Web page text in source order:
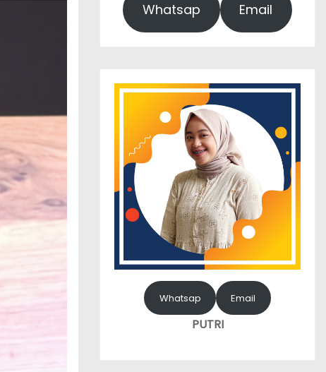
Whatsap Email
Whatsap Email
PUTRI